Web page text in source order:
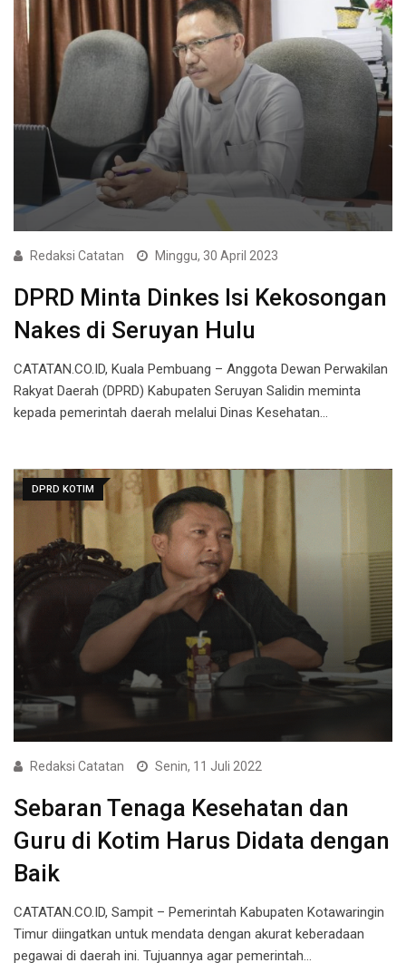
Redaksi Catatan Minggu, 30 April 2023
DPRD Minta Dinkes Isi Kekosongan
Nakes di Seruyan Hulu
CATATAN.CO.ID, Kuala Pembuang – Anggota Dewan Perwakilan
Rakyat Daerah (DPRD) Kabupaten Seruyan Salidin meminta
kepada pemerintah daerah melalui Dinas Kesehatan…
DPRD KOTIM
Redaksi Catatan Senin, 11 Juli 2022
Sebaran Tenaga Kesehatan dan
Guru di Kotim Harus Didata dengan
Baik
CATATAN.CO.ID, Sampit – Pemerintah Kabupaten Kotawaringin
Timur diingatkan untuk mendata dengan akurat keberadaan
pegawai di daerah ini. Tujuannya agar pemerintah…